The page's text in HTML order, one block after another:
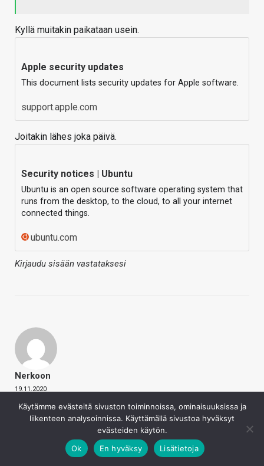
Kyllä muitakin paikataan usein.
Apple security updates
This document lists security updates for Apple software.
support.apple.com
Joitakin lähes joka päivä.
Security notices | Ubuntu
Ubuntu is an open source software operating system that
runs from the desktop, to the cloud, to all your internet
connected things.
ubuntu.com
Kirjaudu sisään vastataksesi
Nerkoon
19.11.2020
Loisteho sanoi
Tarvittaisiin, koska edes täysin virheetön
käyttöjärjestelmä ei voi suojata itseään fyysisiä
hyökkäyksiä vastaan, kun hyökkääjällä on täysi pääsy
Käytämme evästeitä sivuston toiminnoissa, ominaisuuksissa ja
liikenteen analysoinnissa. Käyttämällä sivustoa hyväksyt
evästeiden käytön.
Ok
En hyväksy Lisätietoja